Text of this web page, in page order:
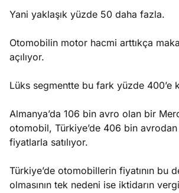
Yani yaklaşık yüzde 50 daha fazla.
Otomobilin motor hacmi arttıkça
açılıyor.
Lüks segmentte bu fark yüzde 400’e
Almanya’da 106 bin avro olan bir
otomobil, Türkiye’de 406 bin
fiyatlarla satılıyor.
Türkiye’de otomobillerin fiyatının bu
olmasının tek nedeni ise iktidarın